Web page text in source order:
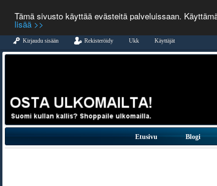
Tämä sivusto käyttää evästeitä palveluissaan.
lisää >>
Kirjaudu sisään Rekisteröidy Ukk Käyttäjät
Etusivu Blogi